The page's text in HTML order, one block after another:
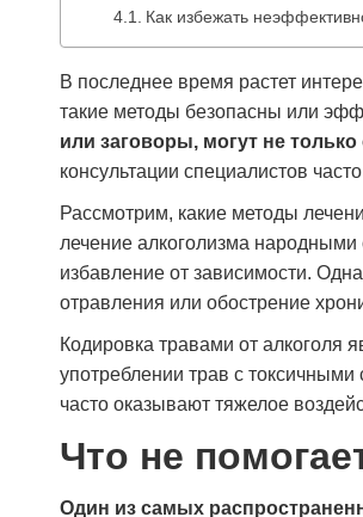
Как избежать
В последнее время растет
такие методы безопасны или
или заговоры, могут не
консультации специалистов
Рассмотрим, какие методы
лечение алкоголизма
избавление от зависимости.
отравления или обострение
Кодировка травами от алкоголя
употреблении трав с
часто оказывают тяжелое
Что не
Один из самых